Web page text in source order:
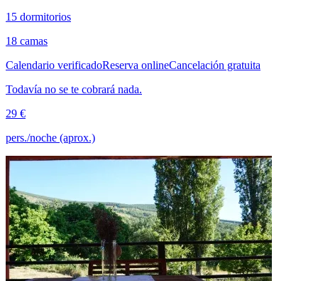
15 dormitorios
18 camas
Calendario verificadoReserva onlineCancelación gratuita
Todavía no se te cobrará nada.
29 €
pers./noche (aprox.)